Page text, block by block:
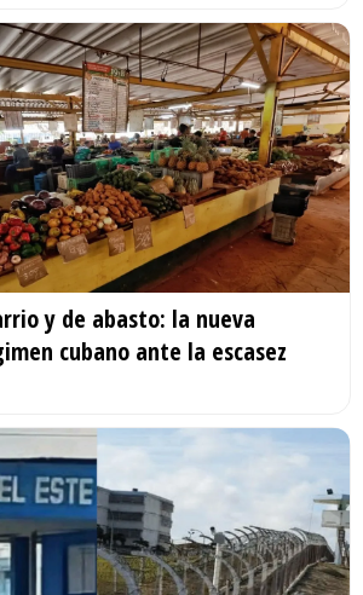
y de abasto: la nueva
cubano ante la escasez